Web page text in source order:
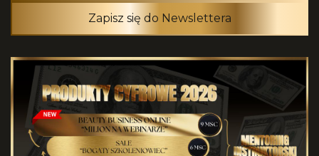
Zapisz się do Newslettera